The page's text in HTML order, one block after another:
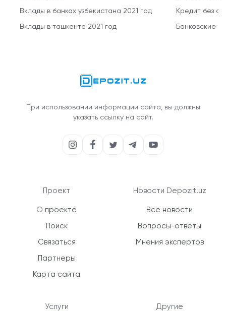
Вклады в банках узбекистана 2021 год
Вклады в ташкенте 2021 год
Кредит без
Банковские
При использовании информации сайта, вы должны
указать ссылку на сайт.
Проект
О проекте
Поиск
Связаться
Партнеры
Карта сайта
Услуги
Новости Depozit.uz
Все новости
Вопросы-ответы
Мнения экспертов
Другие